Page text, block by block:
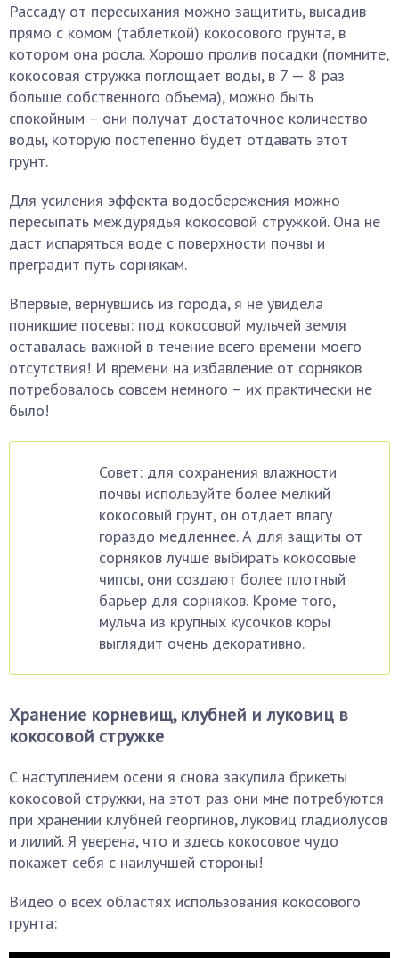
Рассаду от пересыхания можно защитить, высадив
прямо с комом (таблеткой) кокосового грунта, в
котором она росла. Хорошо пролив посадки (помните,
кокосовая стружка поглощает воды, в 7 — 8 раз
больше собственного объема), можно быть
спокойным – они получат достаточное количество
воды, которую постепенно будет отдавать этот
грунт.
Для усиления эффекта водосбережения можно
пересыпать междурядья кокосовой стружкой. Она не
даст испаряться воде с поверхности почвы и
преградит путь сорнякам.
Впервые, вернувшись из города, я не увидела
поникшие посевы: под кокосовой мульчей земля
оставалась важной в течение всего времени моего
отсутствия! И времени на избавление от сорняков
потребовалось совсем немного – их практически не
было!
Совет: для сохранения влажности
почвы используйте более мелкий
кокосовый грунт, он отдает влагу
гораздо медленнее. А для защиты от
сорняков лучше выбирать кокосовые
чипсы, они создают более плотный
барьер для сорняков. Кроме того,
мульча из крупных кусочков коры
выглядит очень декоративно.
Хранение корневищ, клубней и луковиц в
кокосовой стружке
С наступлением осени я снова закупила брикеты
кокосовой стружки, на этот раз они мне потребуются
при хранении клубней георгинов, луковиц гладиолусов
и лилий. Я уверена, что и здесь кокосовое чудо
покажет себя с наилучшей стороны!
Видео о всех областях использования кокосового
грунта: